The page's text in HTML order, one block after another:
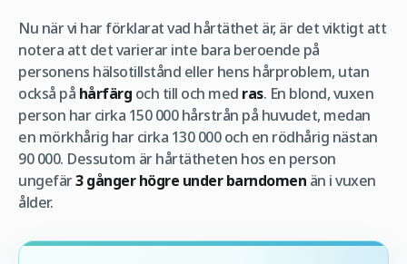
Nu när vi har förklarat vad hårtäthet är, är det viktigt att
notera att det varierar inte bara beroende på
personens hälsotillstånd eller hens hårproblem, utan
också på hårfärg och till och med ras. En blond, vuxen
person har cirka 150 000 hårstrån på huvudet, medan
en mörkhårig har cirka 130 000 och en rödhårig nästan
90 000. Dessutom är hårtätheten hos en person
ungefär3 gånger högre under barndomen än i vuxen
ålder.